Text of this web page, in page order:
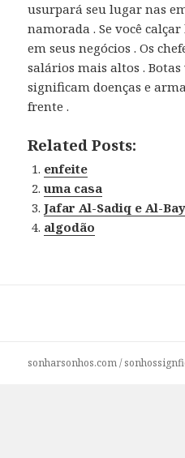
usurpará seu lugar nas
namorada . Se você
em seus negócios . Os
salários mais altos . Botas
significam doenças e
frente .
Related Posts:
enfeite
uma casa
Jafar Al-Sadiq e Al-
algodão
sonharsonhos.com/